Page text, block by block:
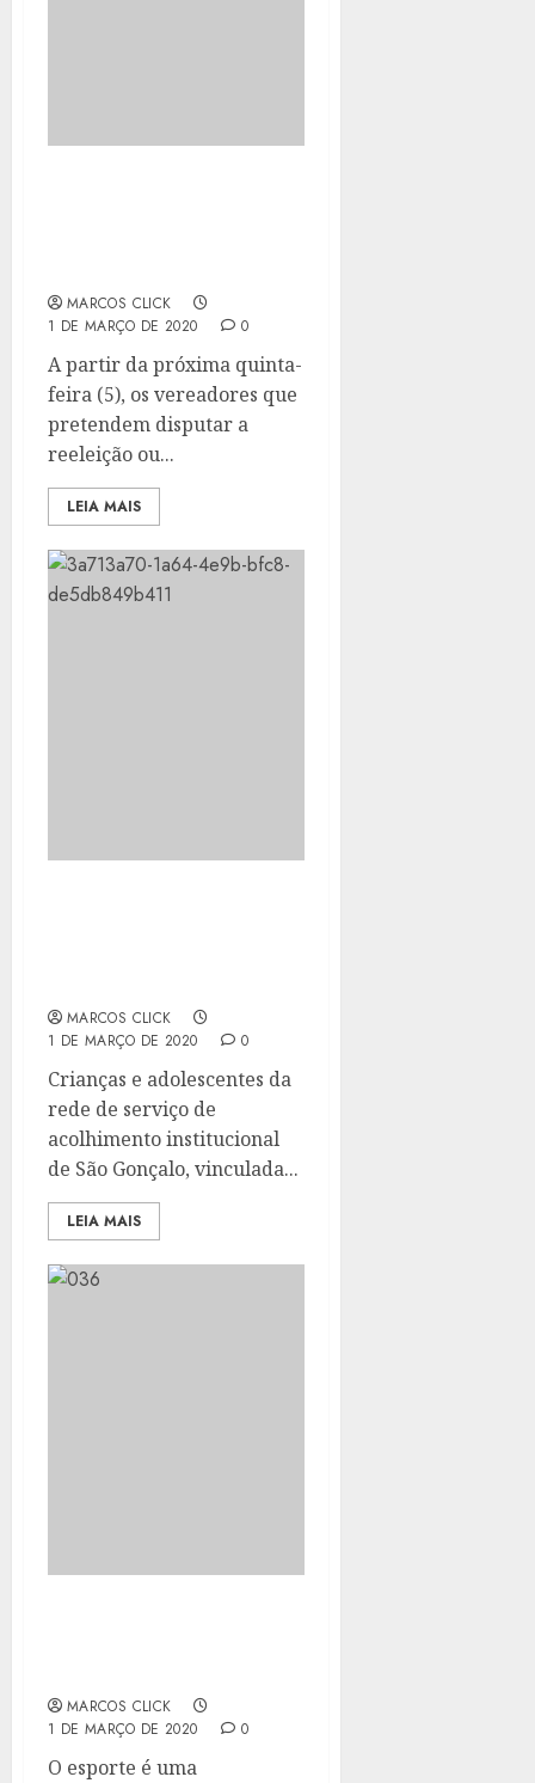
MARCOS CLICK
1 DE MARÇO DE 2020
0
A partir da próxima quinta-
feira (5), os vereadores que
pretendem disputar a
reeleição ou...
LEIA MAIS
MARCOS CLICK
1 DE MARÇO DE 2020
0
Crianças e adolescentes da
rede de serviço de
acolhimento institucional
de São Gonçalo, vinculada...
LEIA MAIS
MARCOS CLICK
1 DE MARÇO DE 2020
0
O esporte é uma